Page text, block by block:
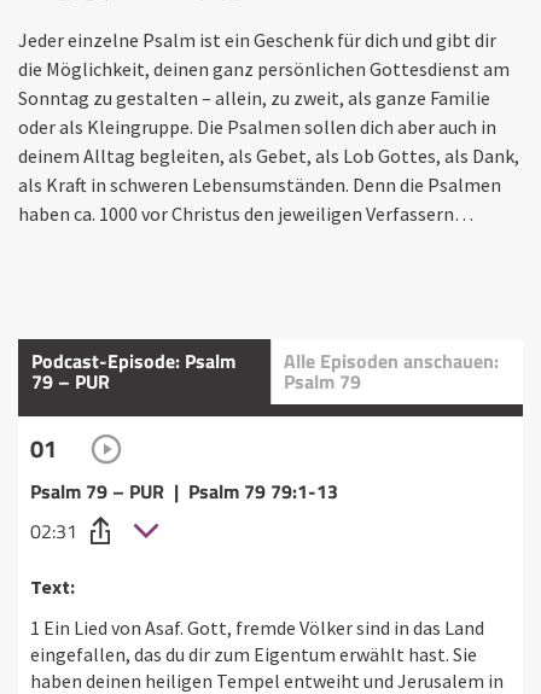
Jeder einzelne Psalm ist ein Geschenk für dich und gibt dir
die Möglichkeit, deinen ganz persönlichen Gottesdienst am
Sonntag zu gestalten – allein, zu zweit, als ganze Familie
oder als Kleingruppe. Die Psalmen sollen dich aber auch in
deinem Alltag begleiten, als Gebet, als Lob Gottes, als Dank,
als Kraft in schweren Lebensumständen. Denn die Psalmen
haben ca. 1000 vor Christus den jeweiligen Verfassern…
Podcast-Episode: Psalm
79 – PUR
Alle Episoden anschauen:
Psalm 79
01
Psalm 79 – PUR | Psalm 79 79:1-13
02:31
Text:
1 Ein Lied von Asaf. Gott, fremde Völker sind in das Land
eingefallen, das du dir zum Eigentum erwählt hast. Sie
haben deinen heiligen Tempel entweiht und Jerusalem in